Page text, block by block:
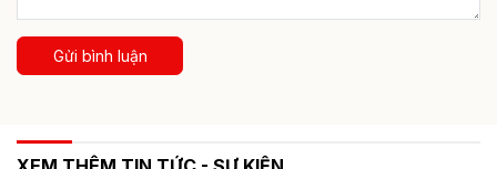
Gửi bình luận